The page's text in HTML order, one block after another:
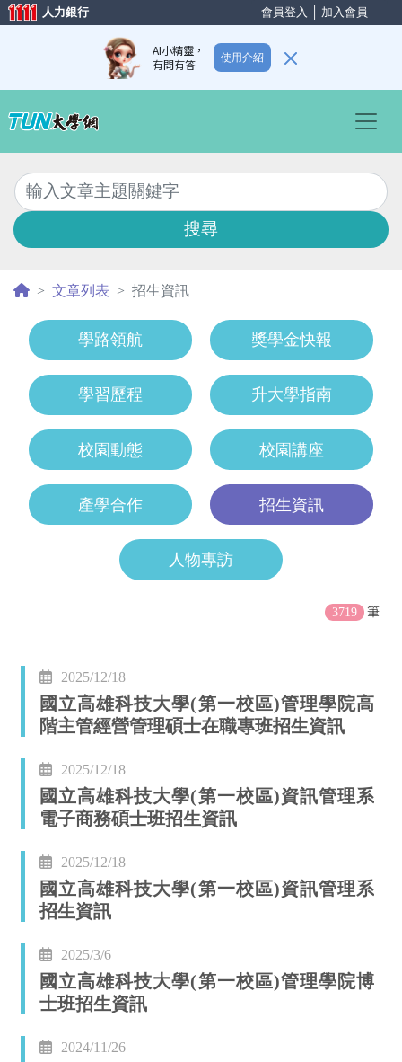
會員登入 加入會員
人力銀行
AI小精靈，
有問有答
使用介紹
搜尋
文章列表 招生資訊
學路領航 獎學金快報
學習歷程 升大學指南
校園動態 校園講座
產學合作 招生資訊
人物專訪
3719 筆
2025/12/18
國立高雄科技大學(第一校區)管理學院高
階主管經營管理碩士在職專班招生資訊
2025/12/18
國立高雄科技大學(第一校區)資訊管理系
電子商務碩士班招生資訊
2025/12/18
國立高雄科技大學(第一校區)資訊管理系
招生資訊
2025/3/6
國立高雄科技大學(第一校區)管理學院博
士班招生資訊
2024/11/26